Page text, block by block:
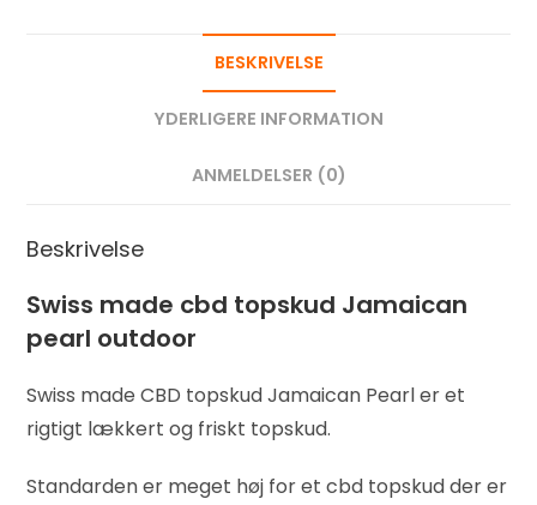
BESKRIVELSE
YDERLIGERE INFORMATION
ANMELDELSER (0)
Beskrivelse
Swiss made cbd topskud Jamaican
pearl outdoor
Swiss made CBD topskud Jamaican Pearl er et
rigtigt lækkert og friskt topskud.
Standarden er meget høj for et cbd topskud der er